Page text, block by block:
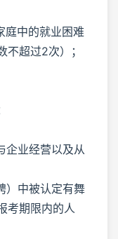
庭中的就业困难
超过2次）；
企业经营以及从
）中被认定有舞
考期限内的人